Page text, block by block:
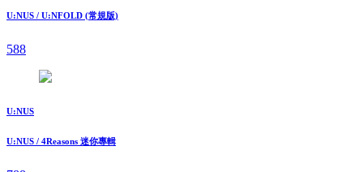
U:NUS / U:NFOLD (常規版)
588
U:NUS
U:NUS / 4Reasons 迷你專輯